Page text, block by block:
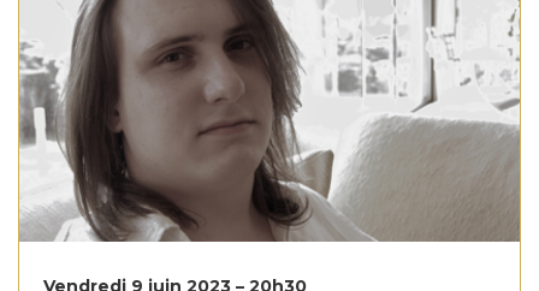
Vendredi 9 juin 2023 – 20h30